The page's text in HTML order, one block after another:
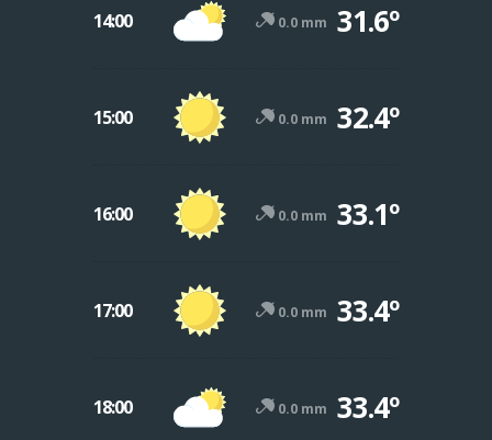
14:00 0.0 mm 31.6º
15:00 0.0 mm 32.4º
16:00 0.0 mm 33.1º
17:00 0.0 mm 33.4º
18:00 0.0 mm 33.4º